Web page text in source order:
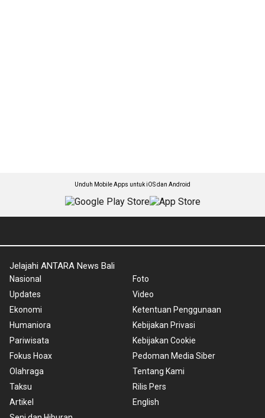
Unduh Mobile Apps untuk iOS dan Android
Jelajahi ANTARA News Bali
Nasional
Updates
Ekonomi
Humaniora
Pariwisata
Fokus Hoax
Olahraga
Taksu
Artikel
Foto
Video
Ketentuan Penggunaan
Kebijakan Privasi
Kebijakan Cookie
Pedoman Media Siber
Tentang Kami
Rilis Pers
English